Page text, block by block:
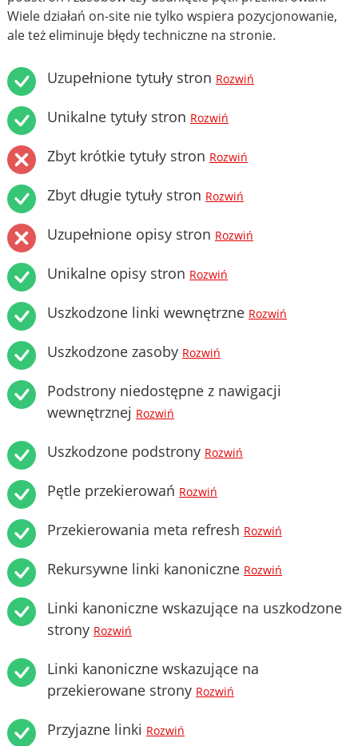
Wiele działań on-site nie tylko wspiera pozycjonowanie,
ale też eliminuje błędy techniczne na stronie.
Uzupełnione tytuły stron Rozwiń
Unikalne tytuły stron Rozwiń
Zbyt krótkie tytuły stron Rozwiń
Zbyt długie tytuły stron Rozwiń
Uzupełnione opisy stron Rozwiń
Unikalne opisy stron Rozwiń
Uszkodzone linki wewnętrzne Rozwiń
Uszkodzone zasoby Rozwiń
Podstrony niedostępne z nawigacji
wewnętrznej Rozwiń
Uszkodzone podstrony Rozwiń
Pętle przekierowań Rozwiń
Przekierowania meta refresh Rozwiń
Rekursywne linki kanoniczne Rozwiń
Linki kanoniczne wskazujące na uszkodzone
strony Rozwiń
Linki kanoniczne wskazujące na
przekierowane strony Rozwiń
Przyjazne linki Rozwiń